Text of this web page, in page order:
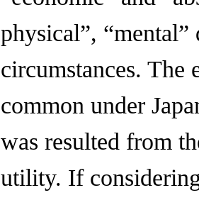
physical”, “mental”
circumstances. The
common under
was resulted from
utility. If